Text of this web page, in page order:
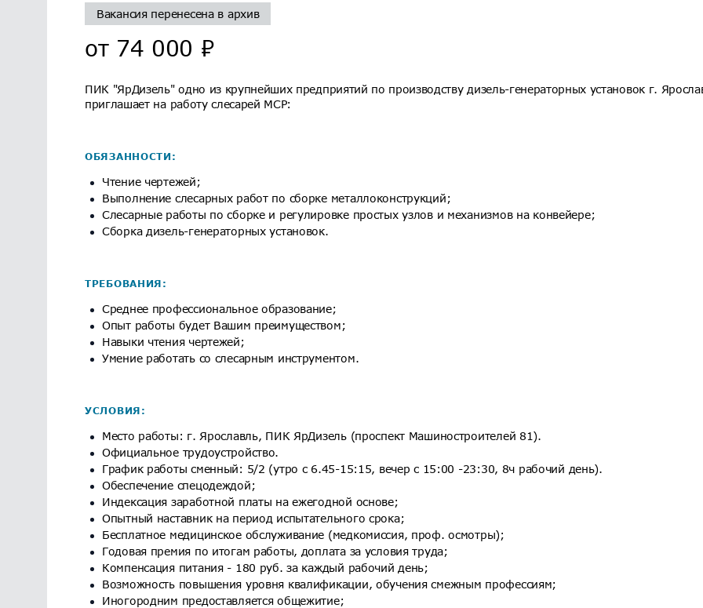
Вакансия перенесена в архив
от 74 000 ₽
ПИК "ЯрДизель" одно из крупнейших предприятий по производству дизель-генераторных установок г.
приглашает на работу слесарей МСР:
ОБЯЗАННОСТИ:
Чтение чертежей;
Выполнение слесарных работ по сборке металлоконструкций;
Слесарные работы по сборке и регулировке простых узлов и механизмов на конвейере;
Сборка дизель-генераторных установок.
ТРЕБОВАНИЯ:
Среднее профессиональное образование;
Опыт работы будет Вашим преимуществом;
Навыки чтения чертежей;
Умение работать со слесарным инструментом.
УСЛОВИЯ:
Место работы: г. Ярославль, ПИК ЯрДизель (проспект Машиностроителей 81).
Официальное трудоустройство.
График работы сменный: 5/2 (утро с 6.45-15:15, вечер с 15:00 -23:30, 8ч рабочий день).
Обеспечение спецодеждой;
Индексация заработной платы на ежегодной основе;
Опытный наставник на период испытательного срока;
Бесплатное медицинское обслуживание (медкомиссия, проф. осмотры);
Годовая премия по итогам работы, доплата за условия труда;
Компенсация питания - 180 руб. за каждый рабочий день;
Возможность повышения уровня квалификации, обучения смежным профессиям;
Иногородним предоставляется общежитие;